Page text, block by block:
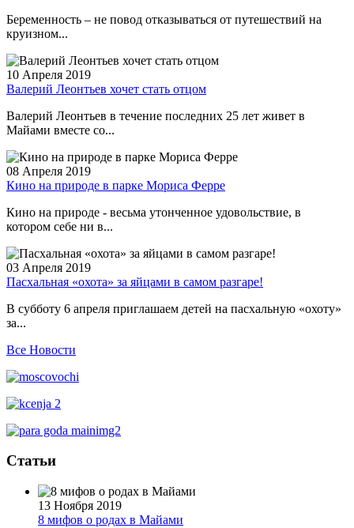
Беременность – не повод отказываться от путешествий на
круизном...
10 Апреля 2019
Валерий Леонтьев хочет стать отцом
Валерий Леонтьев в течение последних 25 лет живет в
Майами вместе со...
08 Апреля 2019
Кино на природе в парке Мориса Ферре
Кино на природе - весьма утонченное удовольствие, в
котором себе ни в...
03 Апреля 2019
Пасхальная «охота» за яйцами в самом разгаре!
В субботу 6 апреля приглашаем детей на пасхальную «охоту»
за...
Все Новости
Статьи
13 Ноября 2019
8 мифов о родах в Майами